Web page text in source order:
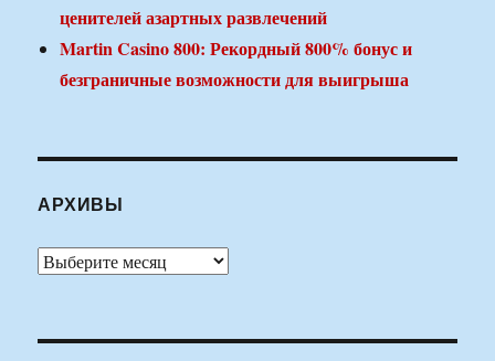
ценителей азартных развлечений
Martin Casino 800: Рекордный 800% бонус и
безграничные возможности для выигрыша
АРХИВЫ
Архивы